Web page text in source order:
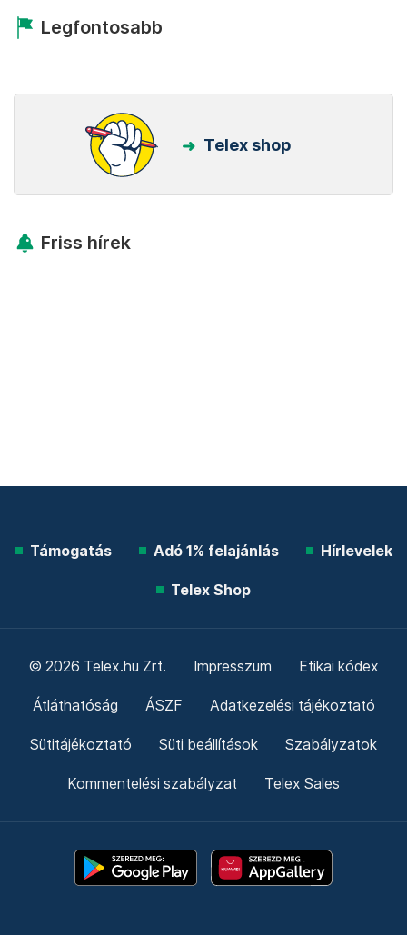
Legfontosabb
Telex shop
Friss hírek
Támogatás Adó 1% felajánlás Hírlevelek
Telex Shop
© 2026 Telex.hu Zrt. Impresszum Etikai kódex
Átláthatóság ÁSZF Adatkezelési tájékoztató
Sütitájékoztató Süti beállítások Szabályzatok
Kommentelési szabályzat Telex Sales